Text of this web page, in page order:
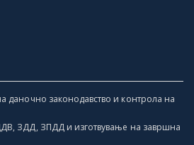
даночно законодавство и контрола на
ЗДД, ЗПДД и изготвување на завршна